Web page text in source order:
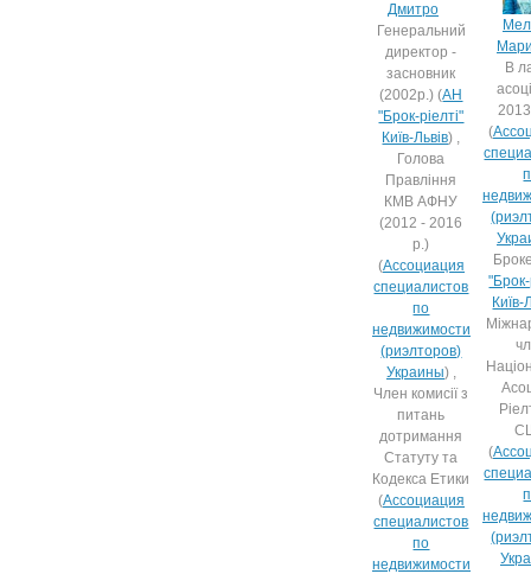
Дмитро
Генеральний
директор -
засновник
(2002р.) (АН
"Брок-ріелті"
Київ-Львів) ,
Голова
Правління
КМВ АФНУ
(2012 - 2016
р.)
(Ассоциация
специалистов
по
недвижимости
(риэлторов)
Украины) ,
Член комисії з
питань
дотримання
Статуту та
Кодекса Етики
(Ассоциация
специалистов
по
недвижимости
В
(
"Брок-
Київ-
(